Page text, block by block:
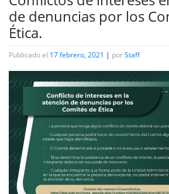
de denuncias por los
Ética.
Publicado el 17 febrero, 2021 | porStaff